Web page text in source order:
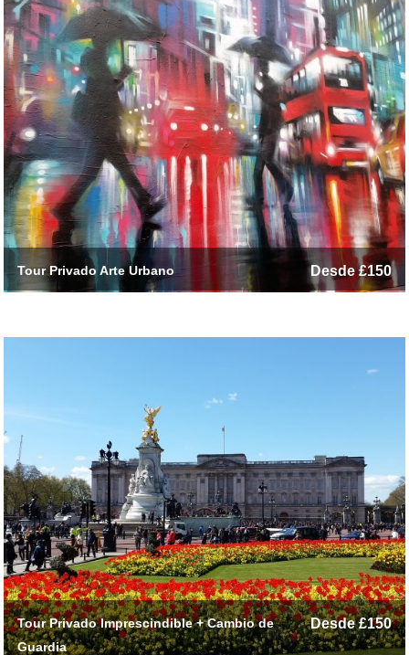
Tour Privado Arte Urbano Desde £150
Tour Privado Imprescindible + Cambio de
Guardia
Desde £150